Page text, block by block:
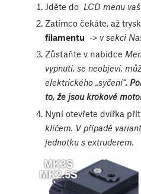
Jděte do LCD menu
Zatímco čekáte, až
filamentu -> v sekci
Zůstaňte v nabídce
vypnutí, se neobjeví,
elektrického „syčení“.
to, že jsou krokové
Nyní otevřete dvířka
klíčem. V případě
jednotku s extruderem.